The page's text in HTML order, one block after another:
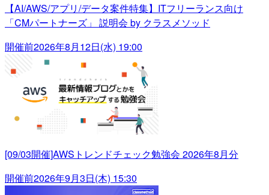
【AI/AWS/アプリ/データ案件特集】ITフリーランス向け
「CMパートナーズ」 説明会 by クラスメソッド
開催前2026年8月12日(水) 19:00
[09/03開催]AWSトレンドチェック勉強会 2026年8月分
開催前2026年9月3日(木) 15:30